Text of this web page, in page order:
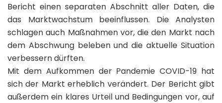
Bericht einen separaten Abschnitt aller Daten, die
das Marktwachstum beeinflussen. Die Analysten
schlagen auch Maßnahmen vor, die den Markt nach
dem Abschwung beleben und die aktuelle Situation
verbessern dürften.
Mit dem Aufkommen der Pandemie COVID-19 hat
sich der Markt erheblich verändert. Der Bericht gibt
außerdem ein klares Urteil und Bedingungen vor, auf